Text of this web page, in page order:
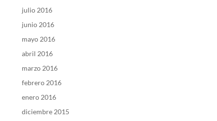
julio 2016
junio 2016
mayo 2016
abril 2016
marzo 2016
febrero 2016
enero 2016
diciembre 2015